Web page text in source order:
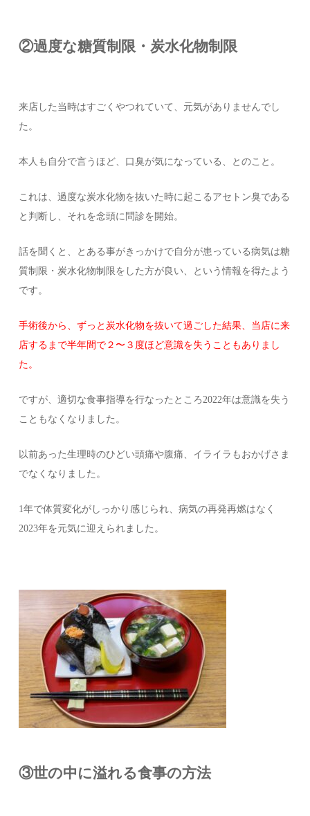
②過度な糖質制限・炭水化物制限
来店した当時はすごくやつれていて、元気がありませんでし
た。
本人も自分で言うほど、口臭が気になっている、とのこと。
これは、過度な炭水化物を抜いた時に起こるアセトン臭である
と判断し、それを念頭に問診を開始。
話を聞くと、とある事がきっかけで自分が患っている病気は糖
質制限・炭水化物制限をした方が良い、という情報を得たよう
です。
手術後から、ずっと炭水化物を抜いて過ごした結果、当店に来
店するまで半年間で２〜３度ほど意識を失うこともありまし
た。
ですが、適切な食事指導を行なったところ2022年は意識を失う
こともなくなりました。
以前あった生理時のひどい頭痛や腹痛、イライラもおかげさま
でなくなりました。
1年で体質変化がしっかり感じられ、病気の再発再燃はなく
2023年を元気に迎えられました。
③世の中に溢れる食事の方法